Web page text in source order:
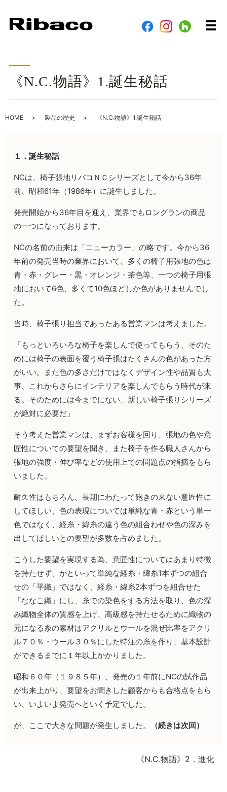
メ
《N.C.物語》1.誕生秘話
HOME 製品の歴史 《N.C.物語》1.誕生秘話
１．誕生秘話
NCは、椅子張地リバコＮＣシリーズとして今から36年
前、昭和61年（1986年）に誕生しました。
発売開始から36年目を迎え、業界でもロングランの商品
の一つになっております。
NCの名前の由来は「ニューカラー」の略です。今から36
年前の発売当時の業界において、多くの椅子用張地の色は
青・赤・グレー・黒・オレンジ・茶色等、一つの椅子用張
地において6色、多くて10色ほどしか色がありませんでし
た。
当時、椅子張り担当であったある営業マンは考えました。
「もっといろいろな椅子を楽しんで使ってもらう、そのた
めには椅子の表面を覆う椅子張はたくさんの色があった方
がいい。また色の多さだけではなくデザイン性や品質も大
事、これからさらにインテリアを楽しんでもらう時代が来
る。そのためには今までにない、新しい椅子張りシリーズ
が絶対に必要だ」
そう考えた営業マンは、まずお客様を回り、張地の色や意
匠性についての要望を聞き、また椅子を作る職人さんから
張地の強度・伸び率などの使用上での問題点の指摘をもら
いました。
耐久性はもちろん、長期にわたって飽きの来ない意匠性に
してほしい、色の表現については単純な青・赤という単一
色ではなく、経糸・緯糸の違う色の組合わせや色の深みを
出してほしいとの要望が多数を占めました。
こうした要望を実現する為、意匠性についてはあまり特徴
を持たせず、かといって単純な経糸・緯糸1本ずつの組合
せの「平織」ではなく、経糸・緯糸2本ずつを組合せた
「ななこ織」にし、糸での染色をする方法を取り、色の深
み織物全体の質感を上げ、高級感を持たせるために織物の
元になる糸の素材はアクリルとウールを混ぜ比率をアクリ
ル７０％・ウール３０％にした特注の糸を作り、基本設計
ができるまでに１年以上かかりました。
昭和６０年（１９８５年）、発売の１年前にNCの試作品
が出来上がり、要望をお聞きした顧客からも合格点をもら
い、いよいよ発売へといく予定でした。
が、ここで大きな問題が発生しました。 （続きは次回）
《N.C.物語》2．進化